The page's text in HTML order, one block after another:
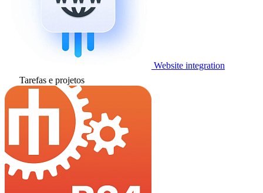
Website integration
Tarefas e projetos